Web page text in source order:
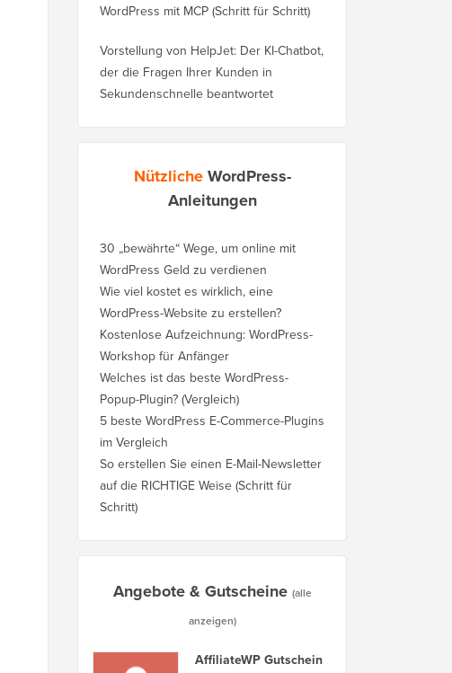
WordPress mit MCP (Schritt für Schritt)
Vorstellung von HelpJet: Der KI-Chatbot,
der die Fragen Ihrer Kunden in
Sekundenschnelle beantwortet
NützlicheWordPress-
Anleitungen
30 „bewährte“ Wege, um online mit
WordPress Geld zu verdienen
Wie viel kostet es wirklich, eine
WordPress-Website zu erstellen?
Kostenlose Aufzeichnung: WordPress-
Workshop für Anfänger
Welches ist das beste WordPress-
Popup-Plugin? (Vergleich)
5 beste WordPress E-Commerce-Plugins
im Vergleich
So erstellen Sie einen E-Mail-Newsletter
auf die RICHTIGE Weise (Schritt für
Schritt)
Angebote & Gutscheine (alle
anzeigen)
AffiliateWP Gutschein